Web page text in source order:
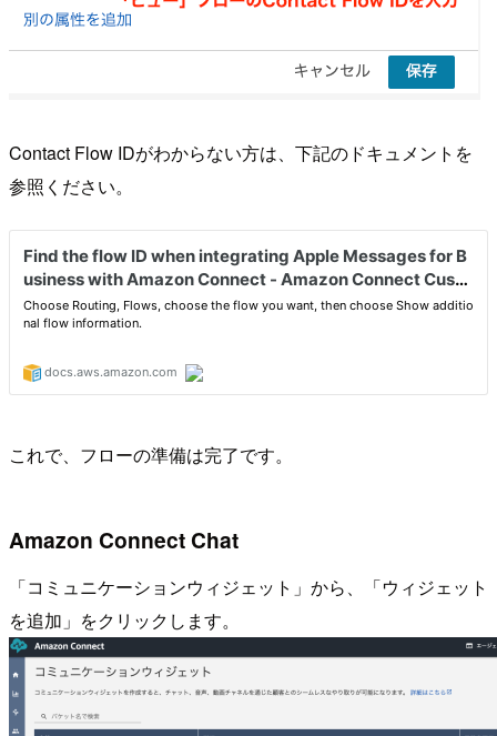
Contact Flow IDがわからない方は、下記のドキュメントを
参照ください。
これで、フローの準備は完了です。
Amazon Connect Chat
「コミュニケーションウィジェット」から、「ウィジェット
を追加」をクリックします。